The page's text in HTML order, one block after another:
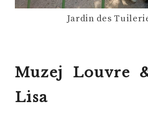
Jardin des
Muzej Louvre
Lisa